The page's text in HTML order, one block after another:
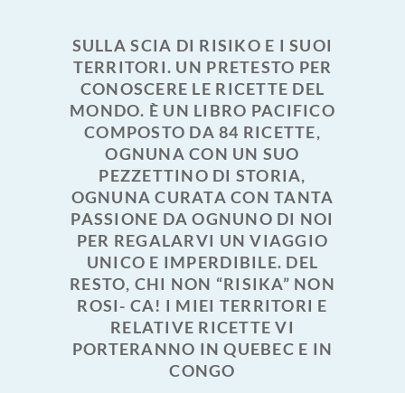
SULLA SCIA DI RISIKO E I SUOI
TERRITORI. UN PRETESTO PER
CONOSCERE LE RICETTE DEL
MONDO. È UN LIBRO PACIFICO
COMPOSTO DA 84 RICETTE,
OGNUNA CON UN SUO
PEZZETTINO DI STORIA,
OGNUNA CURATA CON TANTA
PASSIONE DA OGNUNO DI NOI
PER REGALARVI UN VIAGGIO
UNICO E IMPERDIBILE. DEL
RESTO, CHI NON “RISIKA” NON
ROSI- CA! I MIEI TERRITORI E
RELATIVE RICETTE VI
PORTERANNO IN QUEBEC E IN
CONGO